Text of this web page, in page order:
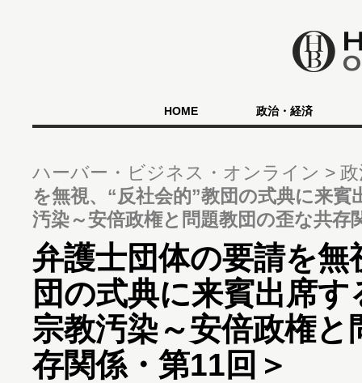
HOME 政治・経済
ハーバー・ビジネス・オンライン
を無視、“反社会的”教団の式典に来
汚染～安倍政権と問題教団の歪な共存
弁護士団体の要請を無
団の式典に来賓出席
宗教汚染～安倍政権と
存関係・第11回＞